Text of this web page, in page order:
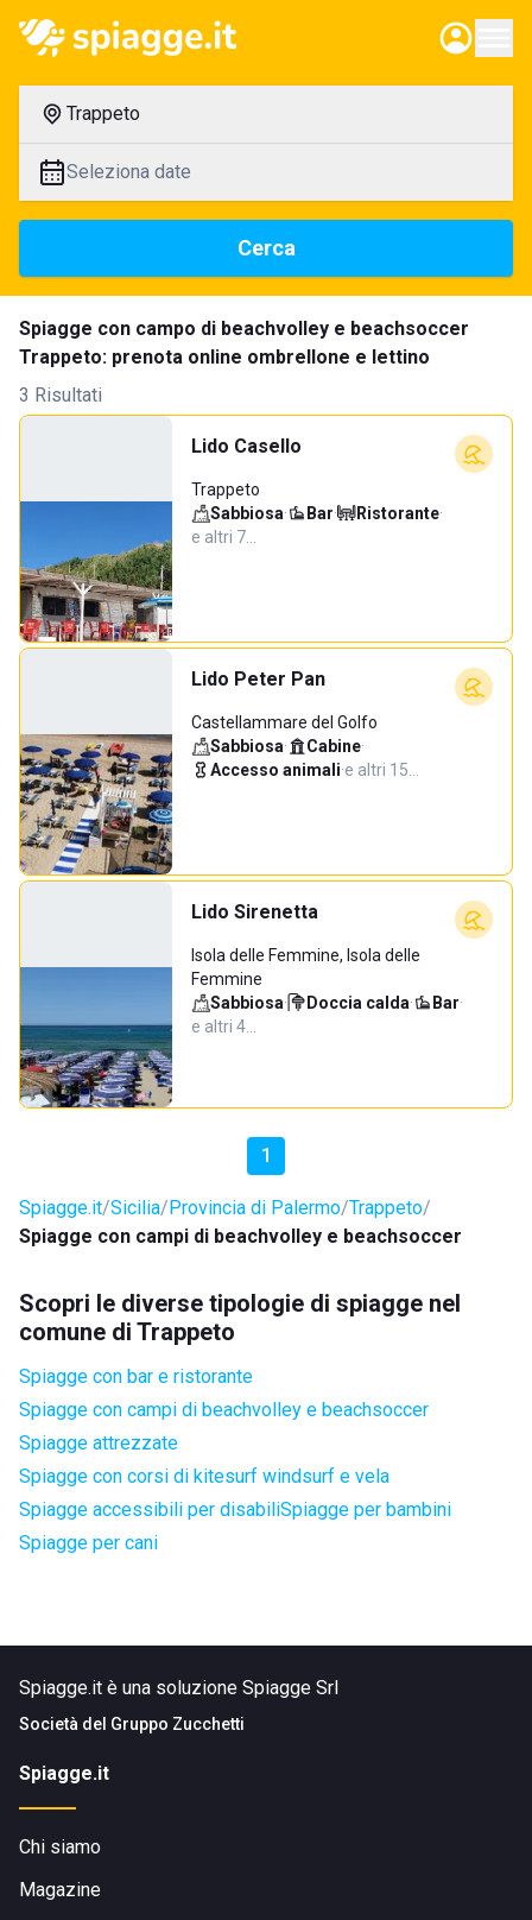
Trappeto
Seleziona date
Cerca
Spiagge con campo di beachvolley e beachsoccer
Trappeto: prenota online ombrellone e lettino
3 Risultati
Lido Casello
Trappeto
Sabbiosa· Bar· Ristorante·
e altri 7…
Lido Peter Pan
Castellammare del Golfo
Sabbiosa· Cabine·
Accesso animali·e altri 15…
Lido Sirenetta
Isola delle Femmine, Isola delle
Femmine
Sabbiosa· Doccia calda· Bar·
e altri 4…
1
Spiagge.it Sicilia Provincia di Palermo Trappeto
Spiagge con campi di beachvolley e beachsoccer
Scopri le diverse tipologie di spiagge nel
comune di Trappeto
Spiagge con bar e ristorante
Spiagge con campi di beachvolley e beachsoccer
Spiagge attrezzate
Spiagge con corsi di kitesurf windsurf e vela
Spiagge accessibili per disabiliSpiagge per bambini
Spiagge per cani
Spiagge.it è una soluzione Spiagge Srl
Società del Gruppo Zucchetti
Spiagge.it
Chi siamo
Magazine